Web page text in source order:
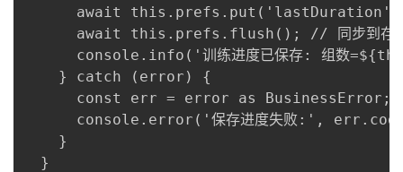
await
await this.prefs.flush(); // 同步到存
console.info('训练进度已保存: 组数
    } catch (error) {
      const err = error as BusinessError;
console.error('保存进度失败:',
    }
  }